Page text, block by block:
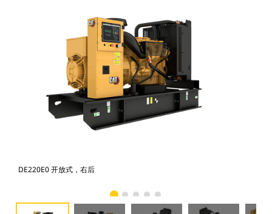
DE220E0 开放式，右后